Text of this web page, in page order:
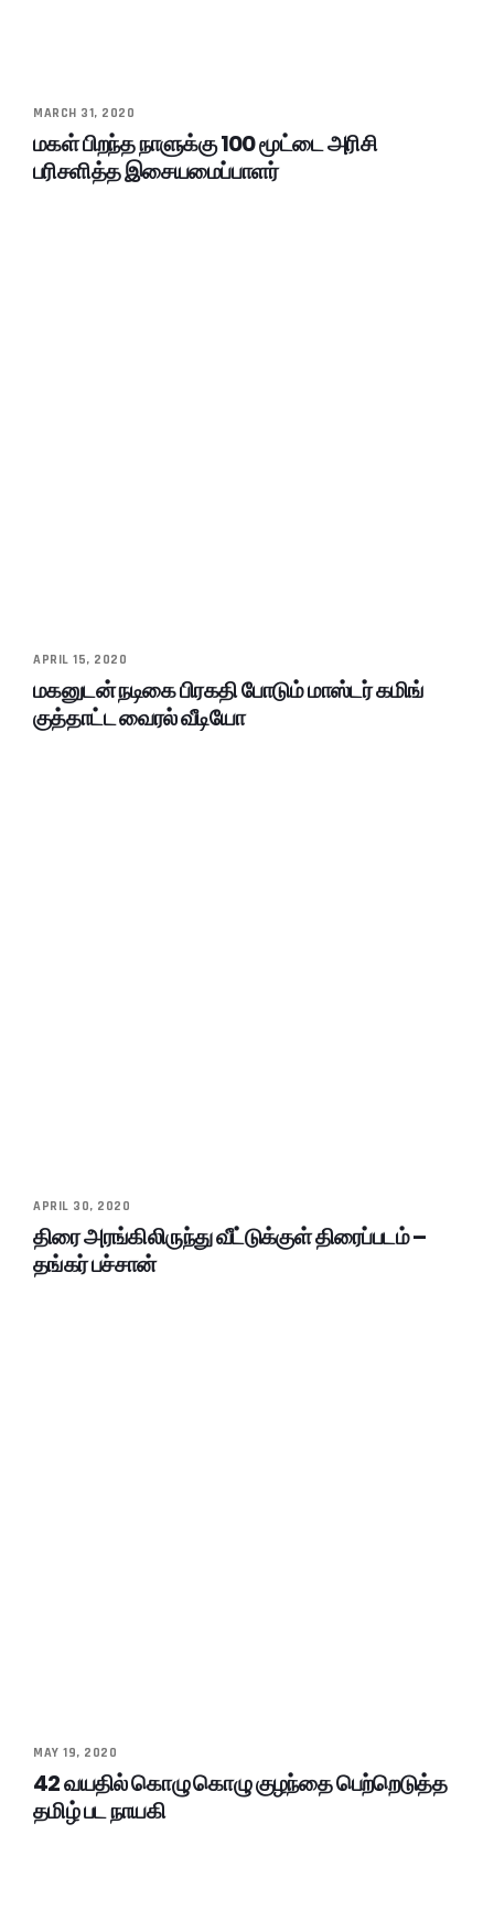
MARCH 31, 2020
மகள் பிறந்த நாளுக்கு 100 மூட்டை அரிசி
பரிசளித்த இசையமைப்பாளர்
APRIL 15, 2020
மகனுடன் நடிகை பிரகதி போடும் மாஸ்டர் கமிங்
குத்தாட்ட வைரல் வீடியோ
APRIL 30, 2020
திரை அரங்கிலிருந்து வீட்டுக்குள் திரைப்படம் –
தங்கர் பச்சான்
MAY 19, 2020
42 வயதில் கொழு கொழு குழந்தை பெற்றெடுத்த
தமிழ் பட நாயகி